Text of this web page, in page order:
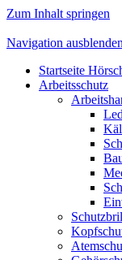
Zum Inhalt springen
Navigation ausblenden
Startseite
Arbeitsschutz